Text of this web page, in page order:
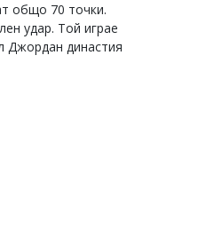
общо 70 точки.
удар. Той играе
Джордан династия